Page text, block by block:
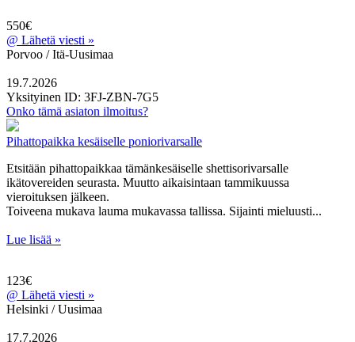
550€
@ Lähetä viesti »
Porvoo / Itä-Uusimaa
19.7.2026
Yksityinen ID: 3FJ-ZBN-7G5
Onko tämä asiaton ilmoitus?
Pihattopaikka kesäiselle poniorivarsalle
Etsitään pihattopaikkaa tämänkesäiselle shettisorivarsalle
ikätovereiden seurasta. Muutto aikaisintaan tammikuussa
vieroituksen jälkeen.
Toiveena mukava lauma mukavassa tallissa. Sijainti mieluusti...
Lue lisää »
123€
@ Lähetä viesti »
Helsinki / Uusimaa
17.7.2026